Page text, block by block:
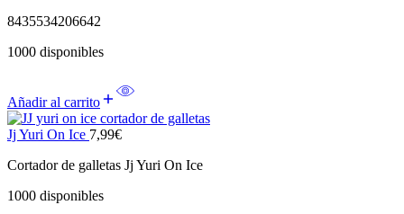
8435534206642
1000 disponibles
Añadir al carrito
Jj Yuri On Ice 7,99€
Cortador de galletas Jj Yuri On Ice
1000 disponibles